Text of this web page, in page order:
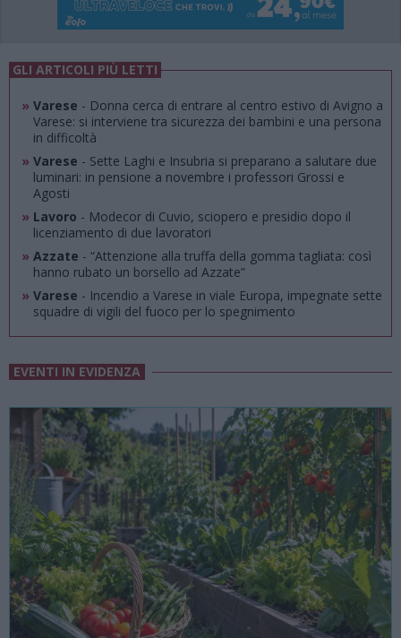
GLI ARTICOLI PIÙ LETTI
» Varese - Donna cerca di entrare al centro estivo di Avigno a
Varese: si interviene tra sicurezza dei bambini e una persona
in difficoltà
» Varese - Sette Laghi e Insubria si preparano a salutare due
luminari: in pensione a novembre i professori Grossi e
Agosti
» Lavoro - Modecor di Cuvio, sciopero e presidio dopo il
licenziamento di due lavoratori
» Azzate - “Attenzione alla truffa della gomma tagliata: così
hanno rubato un borsello ad Azzate”
» Varese - Incendio a Varese in viale Europa, impegnate sette
squadre di vigili del fuoco per lo spegnimento
EVENTI IN EVIDENZA